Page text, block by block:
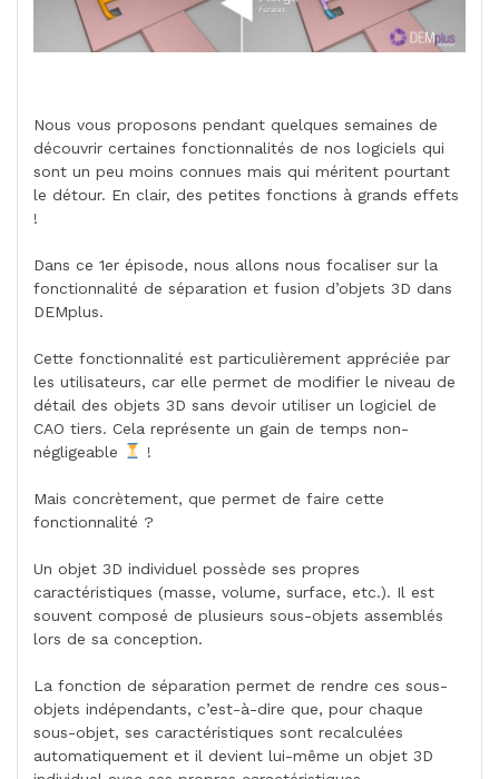
Nous vous proposons pendant quelques semaines de
découvrir certaines fonctionnalités de nos logiciels qui
sont un peu moins connues mais qui méritent pourtant
le détour. En clair, des petites fonctions à grands effets
!
Dans ce 1er épisode, nous allons nous focaliser sur la
fonctionnalité de séparation et fusion d’objets 3D dans
DEMplus.
Cette fonctionnalité est particulièrement appréciée par
les utilisateurs, car elle permet de modifier le niveau de
détail des objets 3D sans devoir utiliser un logiciel de
CAO tiers. Cela représente un gain de temps non-
négligeable
!
Mais concrètement, que permet de faire cette
fonctionnalité ?
Un objet 3D individuel possède ses propres
caractéristiques (masse, volume, surface, etc.). Il est
souvent composé de plusieurs sous-objets assemblés
lors de sa conception.
La fonction de séparation permet de rendre ces sous-
objets indépendants, c’est-à-dire que, pour chaque
sous-objet, ses caractéristiques sont recalculées
automatiquement et il devient lui-même un objet 3D